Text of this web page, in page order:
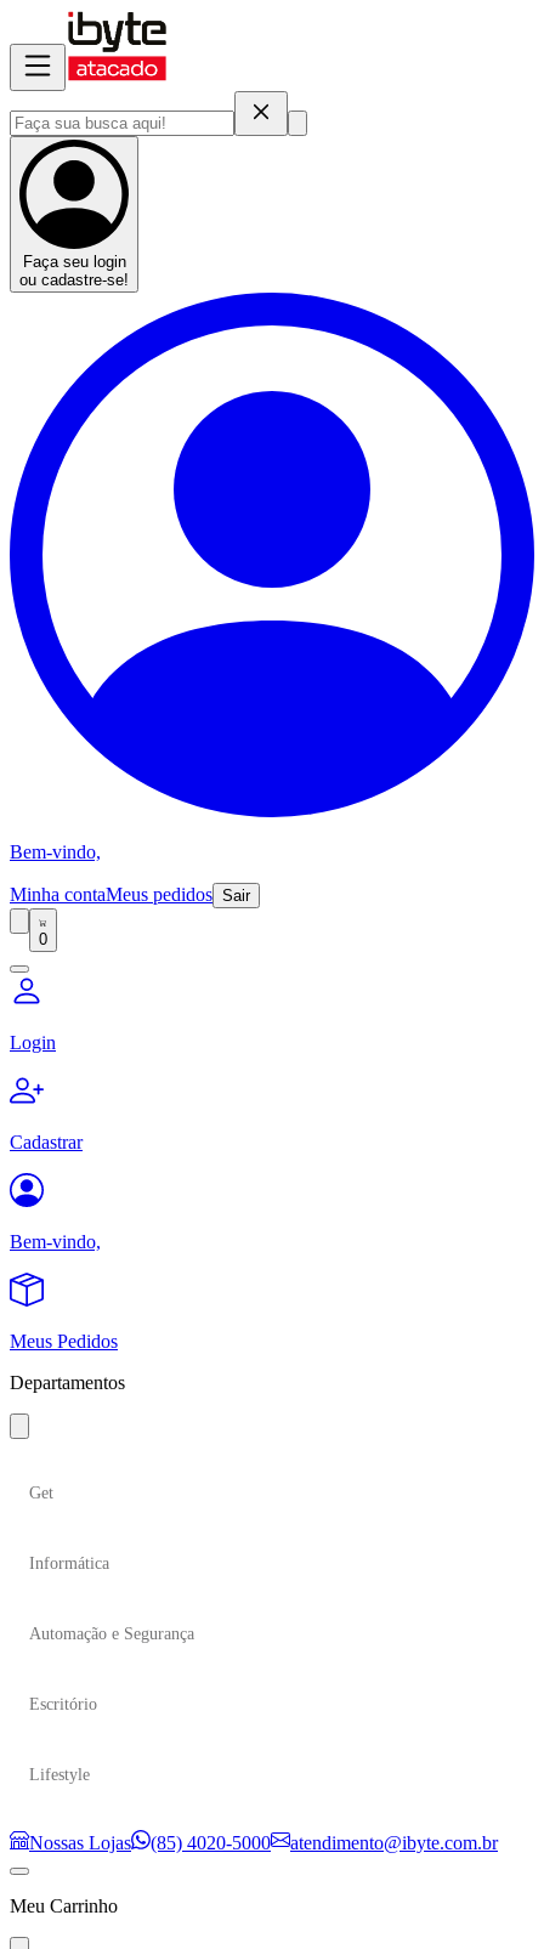
Faça seu login
ou cadastre-se!
Bem-vindo,
Minha contaMeus pedidos Sair
0
Login
Cadastrar
Bem-vindo,
Meus Pedidos
Departamentos
Get
Informática
Automação e Segurança
Escritório
Lifestyle
Nossas Lojas (85) 4020-5000 atendimento@ibyte.com.br
Meu Carrinho